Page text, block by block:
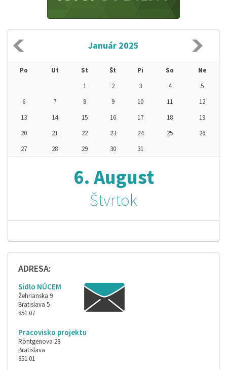
Január 2025
Po Ut St Št Pi So
Ne
1
2 3 4
5
6
7 8 9 10 11
12
13
14 15 16 17 18
19
20
21 22 23 24 25
26
27
28 29 30 31
6. August
Štvrtok
ADRESA:
Sídlo NÚCEM
Žehrianska 9
Bratislava 5
851 07
Pracovisko projektu
Röntgenova 28
Bratislava
851 01